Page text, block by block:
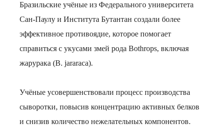
Бразильские учёные из Федерального университета
Сан-Паулу и Института Бутантан создали более
эффективное противоядие, которое помогает
справиться с укусами змей рода Bothrops, включая
жарурака (B. jararaca).
Учёные усовершенствовали процесс производства
сыворотки, повысив концентрацию активных белков
и снизив количество нежелательных компонентов.